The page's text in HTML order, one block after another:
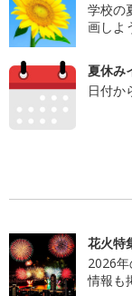
学校の
画しよ
夏休み
日付か
花火特
2026
情報も